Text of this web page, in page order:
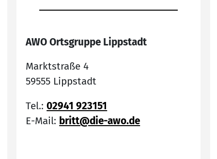
AWO Ortsgruppe Lippstadt
Marktstraße 4
59555 Lippstadt
Tel.:02941 923151
E-Mail: britt@die-awo.de